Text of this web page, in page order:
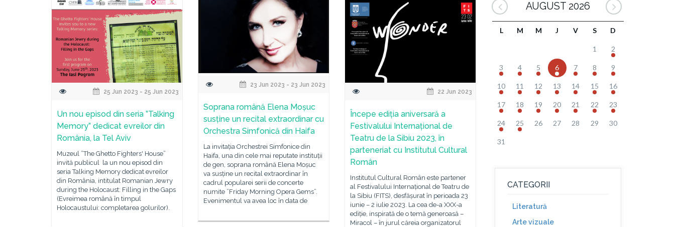
25 Jun 2023 - 25 Jun 2023
Un nou episod din seria ”Talking
Memory” dedicat evreilor din
România, la Tel Aviv
Muzeul ”The Ghetto Fighters' House”
invită publicul la un nou episod din
seria Talking Memory dedicat evreilor
din România, intitulat Romanian Jewry
during the Holocaust: Filling in the Gaps
(Evreimea română în timpul
Holocaustului: completarea golurilor).
23 Jun 2023 - 23 Jun 2023
Soprana română Elena Moșuc
susține un recital extraordinar cu
Orchestra Simfonică din Haifa
La invitația Orchestrei Simfonice din
Haifa, una din cele mai reputate instituții
de gen, soprana română Elena Moșuc
va susține un recital extraordinar în
cadrul popularei serii de concerte
numite ”Friday Morning Opera Gems”.
Evenimentul va avea loc în data de
22 Jun 2023
Începe ediția aniversară a
Festivalului Internațional de
Teatru de la Sibiu 2023, în
parteneriat cu Institutul Cultural
Român
Institutul Cultural Român este partener
al Festivalului Internațional de Teatru de
la Sibiu (FITS), desfășurat în perioada 23
iunie – 2 iulie 2023. La cea de-a XXX-a
ediție, inspirată de o temă generoasă –
Miracol – în jurul căreia organizatorul
AUGUST 2026
L M M J V S D
1 2
3 4 5 6 7 8 9
10 11 12 13 14 15 16
17 18 19 20 21 22 23
24 25 26 27 28 29 30
31
CATEGORII
Literatură
Arte vizuale